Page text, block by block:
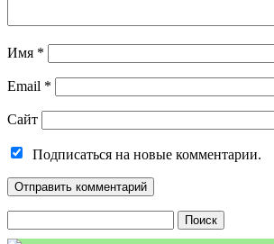
Имя *
Email *
Сайт
Подписаться на новые комментарии.